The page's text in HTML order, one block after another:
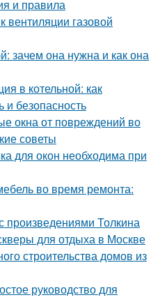
и правила
вентиляции газовой
зачем она нужна и как она
в котельной: как
и безопасность
окна от повреждений во
советы
для окон необходима при
во время ремонта:
произведениями Толкина
для отдыха в Москве
строительства домов из
руководство для